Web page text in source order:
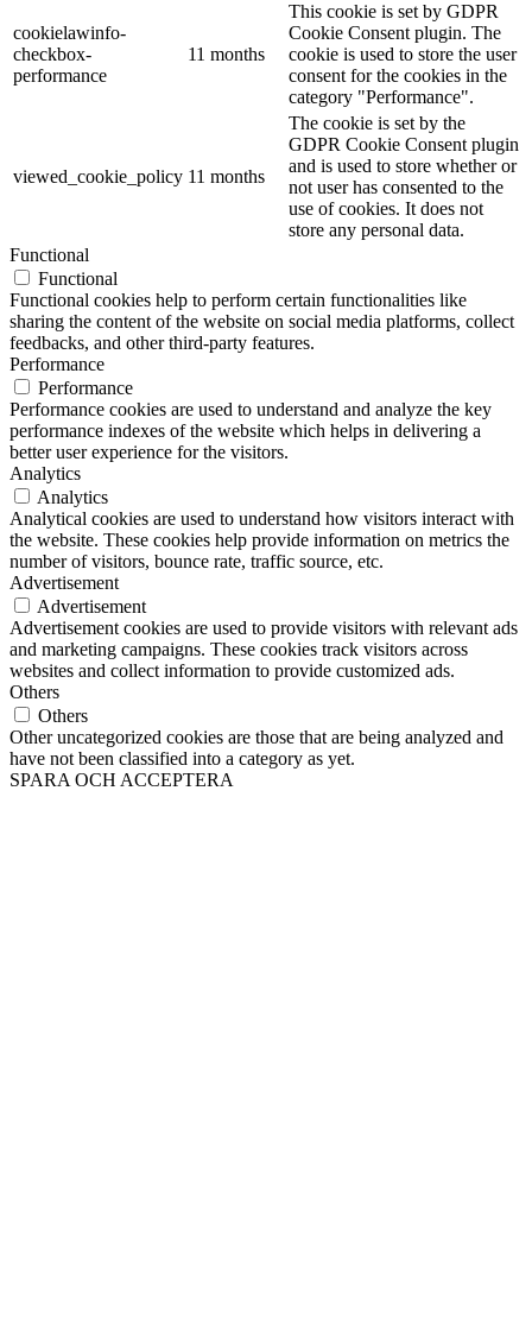
cookielawinfo-
checkbox-
performance
11 months
This cookie is set by GDPR
Cookie Consent plugin. The
cookie is used to store the user
consent for the cookies in the
category "Performance".
viewed_cookie_policy 11 months
The cookie is set by the
GDPR Cookie Consent plugin
and is used to store whether or
not user has consented to the
use of cookies. It does not
store any personal data.
Functional
Functional
Functional cookies help to perform certain functionalities like
sharing the content of the website on social media platforms, collect
feedbacks, and other third-party features.
Performance
Performance
Performance cookies are used to understand and analyze the key
performance indexes of the website which helps in delivering a
better user experience for the visitors.
Analytics
Analytics
Analytical cookies are used to understand how visitors interact with
the website. These cookies help provide information on metrics the
number of visitors, bounce rate, traffic source, etc.
Advertisement
Advertisement
Advertisement cookies are used to provide visitors with relevant ads
and marketing campaigns. These cookies track visitors across
websites and collect information to provide customized ads.
Others
Others
Other uncategorized cookies are those that are being analyzed and
have not been classified into a category as yet.
SPARA OCH ACCEPTERA